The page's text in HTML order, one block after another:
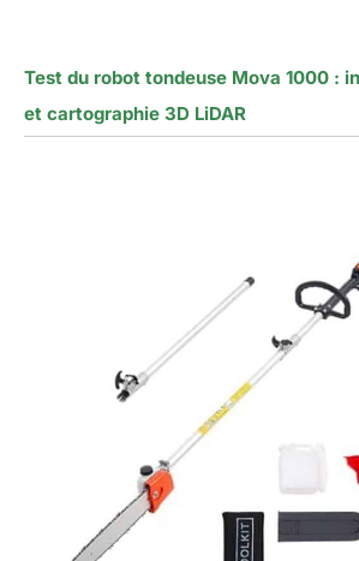
Test du robot tondeuse Mova 1000 :
et cartographie 3D LiDAR